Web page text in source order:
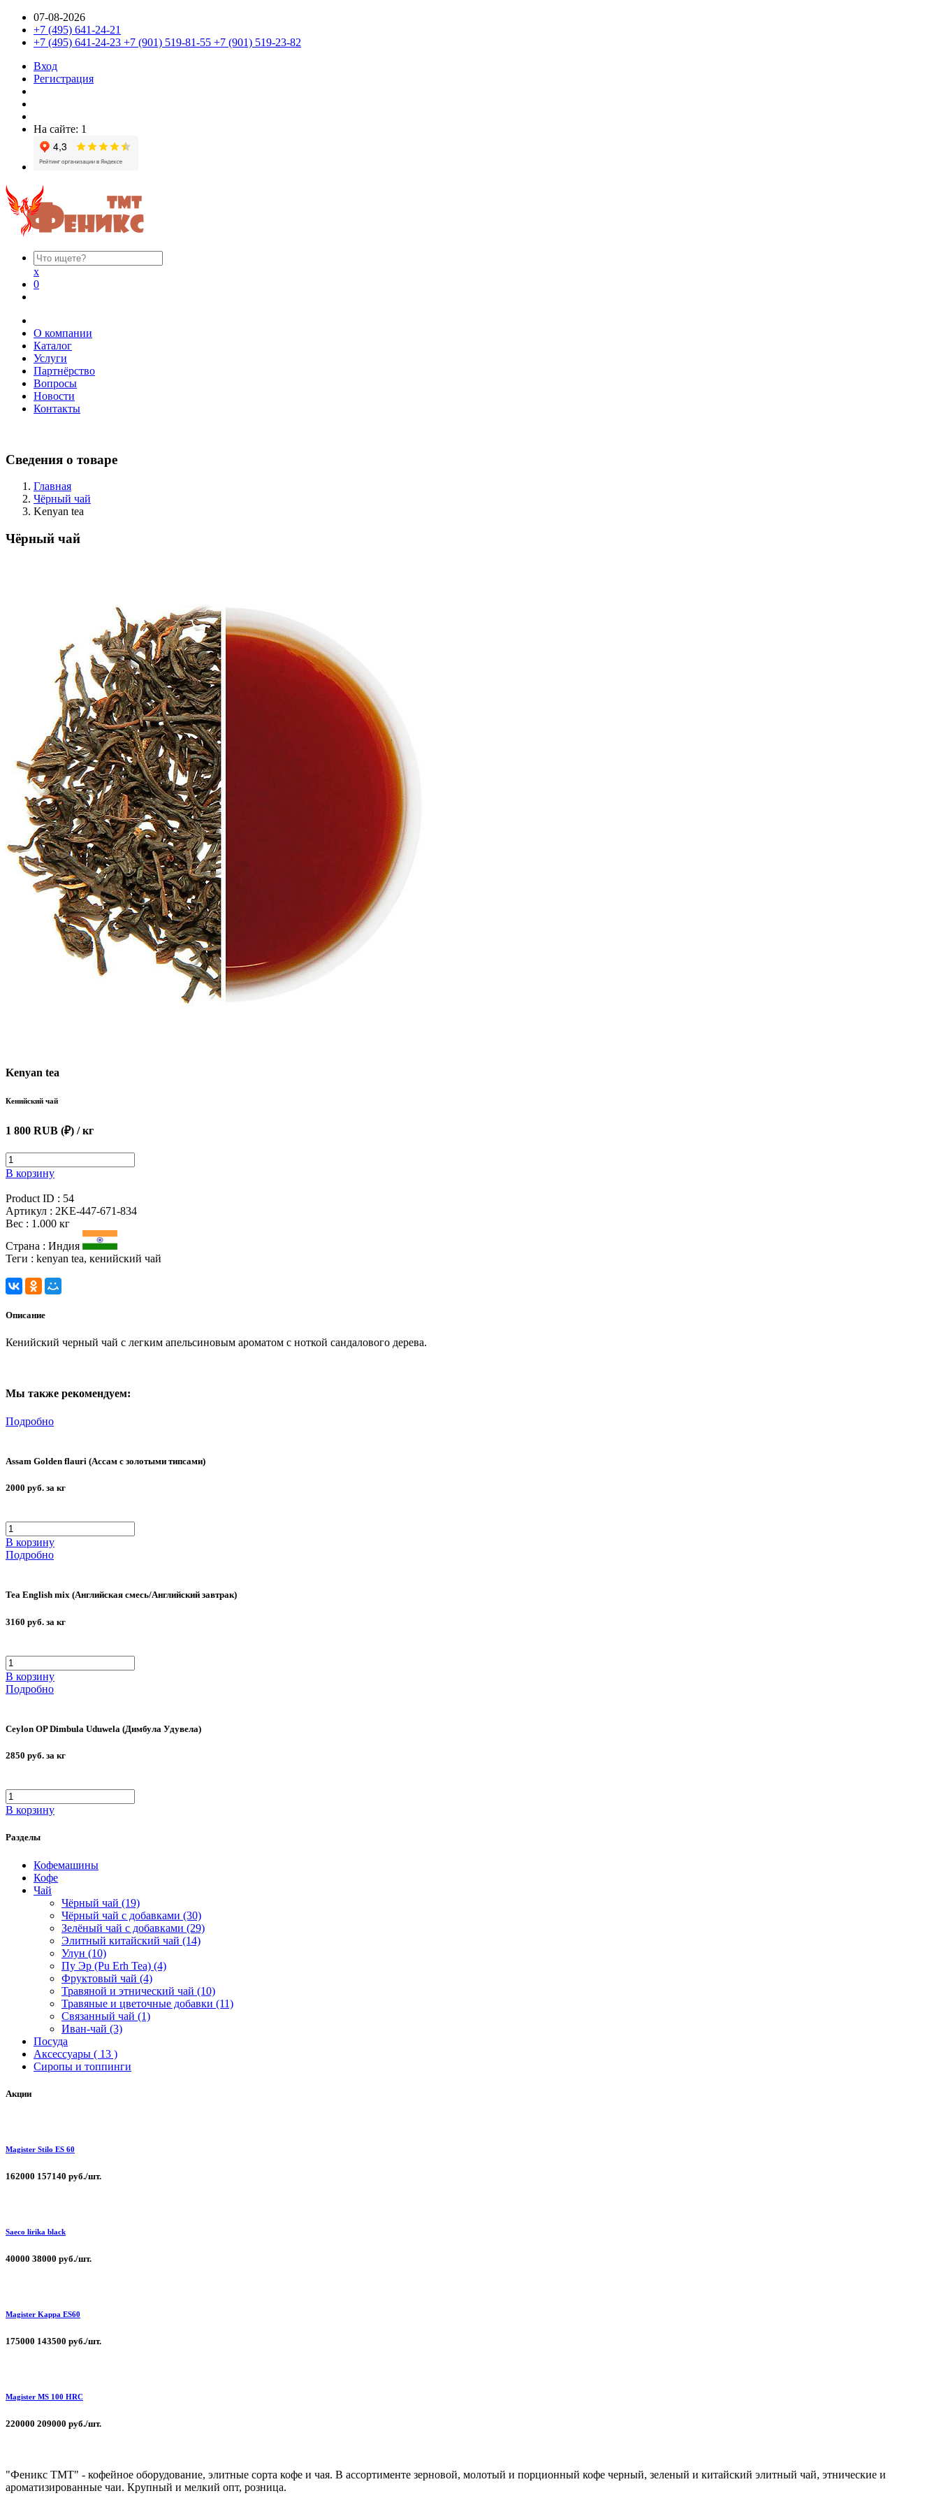
07-08-2026
+7 (495) 641-24-21
+7 (495) 641-24-23 +7 (901) 519-81-55 +7 (901) 519-23-82
Вход
Регистрация
На сайте: 1
x
0
О компании
Каталог
Услуги
Партнёрство
Вопросы
Новости
Контакты
Сведения о товаре
Главная
Чёрный чай
Kenyan tea
Чёрный чай
Kenyan tea
Кенийский чай
1 800 RUB (₽) / кг
В корзину
Product ID : 54
Артикул : 2KE-447-671-834
Вес : 1.000 кг
Страна : Индия
Теги : kenyan tea, кенийский чай
Описание
Кенийский черный чай с легким апельсиновым ароматом с ноткой сандалового дерева.
Мы также рекомендуем:
Подробно
Assam Golden flauri (Ассам с золотыми типсами)
2000 руб. за кг
В корзину
Подробно
Tea English mix (Английская смесь/Английский завтрак)
3160 руб. за кг
В корзину
Подробно
Ceylon OP Dimbula Uduwela (Димбула Удувела)
2850 руб. за кг
В корзину
Разделы
Кофемашины
Кофе
Чай
Чёрный чай (19)
Чёрный чай с добавками (30)
Зелёный чай с добавками (29)
Элитный китайский чай (14)
Улун (10)
Пу Эр (Pu Erh Tea) (4)
Фруктовый чай (4)
Травяной и этнический чай (10)
Травяные и цветочные добавки (11)
Связанный чай (1)
Иван-чай (3)
Посуда
Аксессуары ( 13 )
Сиропы и топпинги
Акции
Magister Stilo ES 60
162000 157140 руб./шт.
Saeco lirika black
40000 38000 руб./шт.
Magister Kappa ЕS60
175000 143500 руб./шт.
Magister MS 100 HRC
220000 209000 руб./шт.
"Феникс ТМТ" - кофейное оборудование, элитные сорта кофе и чая. В ассортименте зерновой, молотый и порционный кофе черный, зеленый и китайский элитный чай, этнические и
ароматизированные чаи. Крупный и мелкий опт, розница.